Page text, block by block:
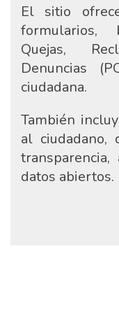
El sitio
formularios,
Quejas,
Denuncias
ciudadana.
También
al ciudadano,
datos abiertos.